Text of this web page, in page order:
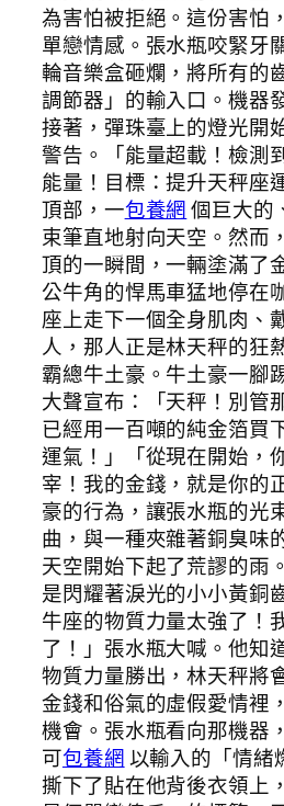
為害怕被拒絕。這份害怕
單戀情感。張水瓶咬緊牙
輪音樂盒砸爛，將所有的
調節器」的輸入口。機器
接著，彈珠臺上的燈光開
警告。「能量超載！檢測
能量！目標：提升天秤座
頂部，一包養網個巨大的
束筆直地射向天空。然而
頂的一瞬間，一輛塗滿了
公牛角的悍馬車猛地停在
座上走下一個全身肌肉、
人，那人正是林天秤的狂
霸總牛土豪。牛土豪一腳
大聲宣布：「天秤！別管
已經用一百噸的純金箔買
運氣！」「從現在開始，
宰！我的金錢，就是你的
豪的行為，讓張水瓶的光
曲，與一種夾雜著銅臭味
天空開始下起了荒謬的雨
是閃耀著淚光的小小黃銅
牛座的物質力量太強了！
了！」張水瓶大喊。他知
物質力量勝出，林天秤將
金錢和俗氣的虛假愛情裡
機會。張水瓶看向那機器
可包養網以輸入的「情緒
撕下了貼在他背後衣領上